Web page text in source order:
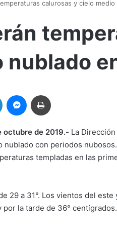
calurosas y cielo
nublado
octubre de 2019.- La
nublado con periodos
templadas en las
29 a 31°. Los vientos del
la tarde de 36° centígrados.